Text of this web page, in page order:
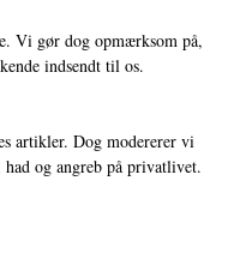
Vi gør dog opmærksom på,
indsendt til os.
artikler. Dog modererer vi
og angreb på privatlivet.